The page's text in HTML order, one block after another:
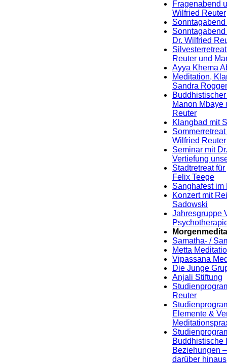
Fragenabend
Wilfried Reuter
Dr. Wilfried
Reuter und
Ayya Khema
Meditation,
Sandra
Manon Mbaye
Reuter
Klangbad mit
Wilfried
Seminar mit
Vertiefung
Stadtretreat
Felix Teege
Sanghafest im
Konzert mit
Sadowski
Jahresgruppe
Samatha- /
Metta
Vipassana
Die Junge
Anjali Stiftung
Reuter
Elemente &
Buddhistische
Beziehungen
darüber hinaus